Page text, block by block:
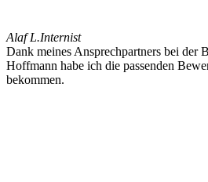
Alaf L.Internist
Dank meines Ansprechpartners bei der
Hoffmann habe ich die passenden
bekommen.